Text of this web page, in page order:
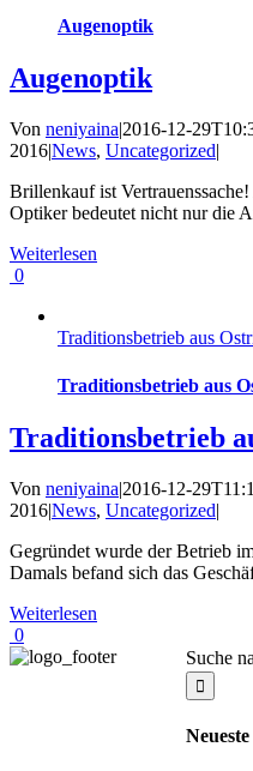
Augenoptik
Augenoptik
Von neniyaina|2016-12-
2016|News, Uncategorized|
Brillenkauf ist
Optiker bedeutet nicht nur die
Weiterlesen
0
Traditionsbetrieb aus
Traditionsbetrieb aus
Traditionsbetrieb
Von neniyaina|2016-12-
2016|News, Uncategorized|
Gegründet wurde der Betrieb
Damals befand sich das
Weiterlesen
0
Suche